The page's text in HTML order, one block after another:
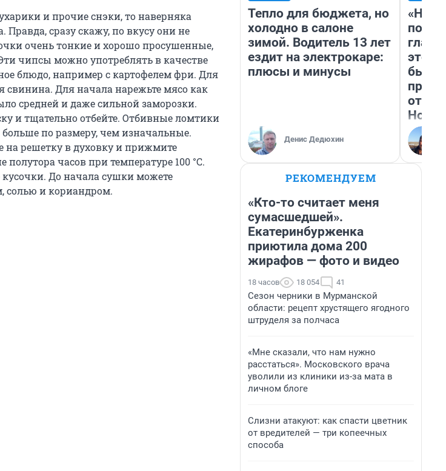
и прочие снэки, то наверняка
сразу скажу, по вкусу они не
очень тонкие и хорошо просушенные,
чипсы можно употреблять в качестве
блюдо, например с картофелем фри. Для
свинина. Для начала нарежьте мясо как
средней и даже сильной заморозки.
и тщательно отбейте. Отбивные ломтики
по размеру, чем изначальные.
решетку в духовку и прижмите
часов при температуре 100 °С.
До начала сушки можете
и кориандром.
Тепло для бюджета, но
холодно в салоне
зимой. Водитель 13 лет
ездит на электрокаре:
плюсы и минусы
Денис Дедюхин
этого
бьет
РЕКОМЕНДУЕМ
«Кто-то считает меня
сумасшедшей».
Екатеринбурженка
приютила дома 200
жирафов — фото и видео
18 часов 18 054 41
Сезон черники в Мурманской
области: рецепт хрустящего ягодного
штруделя за полчаса
«Мне сказали, что нам нужно
расстаться». Московского врача
уволили из клиники из-за мата в
личном блоге
Слизни атакуют: как спасти цветник
от вредителей — три копеечных
способа